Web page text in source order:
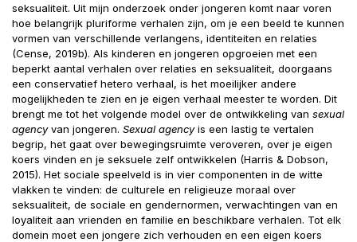
seksualiteit. Uit mijn onderzoek onder jongeren komt naar voren
hoe belangrijk pluriforme verhalen zijn, om je een beeld te kunnen
vormen van verschillende verlangens, identiteiten en relaties
(Cense, 2019b). Als kinderen en jongeren opgroeien met een
beperkt aantal verhalen over relaties en seksualiteit, doorgaans
een conservatief hetero verhaal, is het moeilijker andere
mogelijkheden te zien en je eigen verhaal meester te worden. Dit
brengt me tot het volgende model over de ontwikkeling van sexual
agencyvan jongeren. Sexual agencyis een lastig te vertalen
begrip, het gaat over bewegingsruimte veroveren, over je eigen
koers vinden en je seksuele zelf ontwikkelen (Harris & Dobson,
2015). Het sociale speelveld is in vier componenten in de witte
vlakken te vinden: de culturele en religieuze moraal over
seksualiteit, de sociale en gendernormen, verwachtingen van en
loyaliteit aan vrienden en familie en beschikbare verhalen. Tot elk
domein moet een jongere zich verhouden en een eigen koers